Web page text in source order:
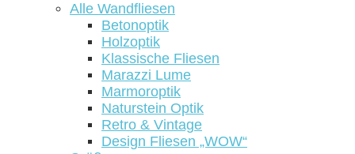
Alle Wandfliesen
Betonoptik
Holzoptik
Klassische Fliesen
Marazzi Lume
Marmoroptik
Naturstein Optik
Retro & Vintage
Design Fliesen „WOW“